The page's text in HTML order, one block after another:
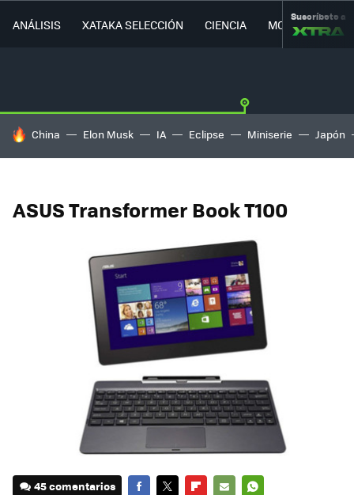
ANÁLISIS XATAKA SELECCIÓN CIENCIA MOVILIDAD
Suscríbete a
HOY SE HABLA DE
China Elon Musk IA Eclipse Miniserie Japón
ASUS Transformer Book T100
45 comentarios